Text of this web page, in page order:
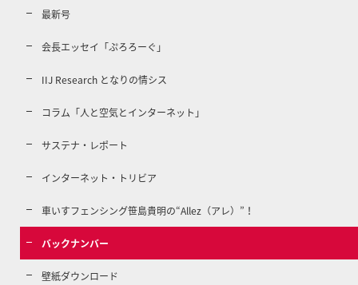
最新号
会長エッセイ「ぷろろーぐ」
IIJ Research となりの情シス
コラム「人と空気とインターネット」
サステナ・レポート
インターネット・トリビア
車いすフェンシング笹島貴明の“Allez（アレ）”！
バックナンバー
壁紙ダウンロード